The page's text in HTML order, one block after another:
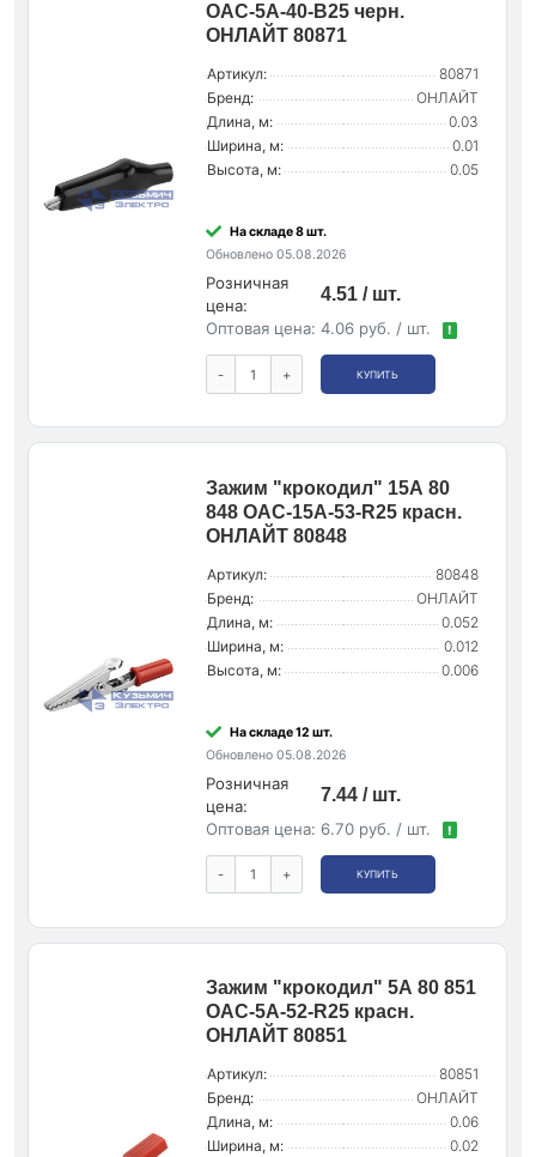
OAC-5A-40-B25 черн.
ОНЛАЙТ 80871
Артикул:
80871
Бренд:
ОНЛАЙТ
Длина, м:
0.03
Ширина, м:
0.01
Высота, м:
0.05
На складе 8 шт.
Обновлено 05.08.2026
Розничная
цена:
4.51 / шт.
Оптовая цена: 4.06 руб. / шт. !
- + КУПИТЬ
Зажим "крокодил" 15А 80
848 OAC-15A-53-R25 красн.
ОНЛАЙТ 80848
Артикул:
80848
Бренд:
ОНЛАЙТ
Длина, м:
0.052
Ширина, м:
0.012
Высота, м:
0.006
На складе 12 шт.
Обновлено 05.08.2026
Розничная
цена:
7.44 / шт.
Оптовая цена: 6.70 руб. / шт. !
- + КУПИТЬ
Зажим "крокодил" 5А 80 851
OAC-5A-52-R25 красн.
ОНЛАЙТ 80851
Артикул:
80851
Бренд:
ОНЛАЙТ
Длина, м:
0.06
Ширина, м:
0.02